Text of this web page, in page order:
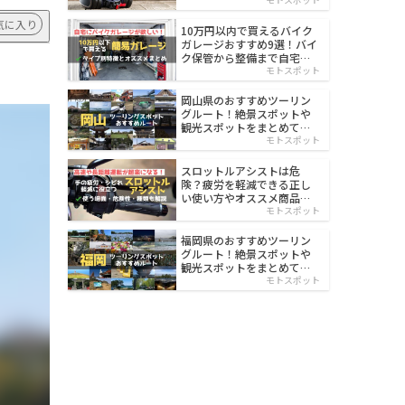
に入り
10万円以内で買えるバイク
ガレージおすすめ9選！バイ
ク保管から整備まで自宅で
モトスポット
岡山県のおすすめツーリン
グルート！絶景スポットや
観光スポットをまとめて紹
モトスポット
スロットルアシストは危
険？疲労を軽減できる正し
い使い方やオススメ商品を
モトスポット
福岡県のおすすめツーリン
グルート！絶景スポットや
観光スポットをまとめて紹
モトスポット